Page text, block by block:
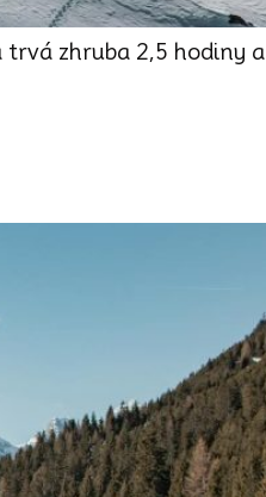
zhruba 2,5 hodiny a